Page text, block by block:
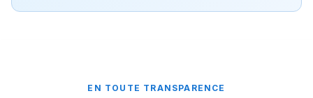
EN TOUTE TRANSPARENCE